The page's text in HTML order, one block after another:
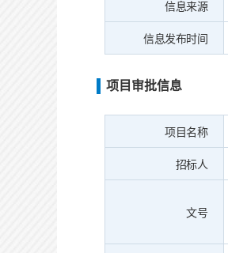
信息来源
信息发布时间
项目审批信息
项目名称
招标人
文号